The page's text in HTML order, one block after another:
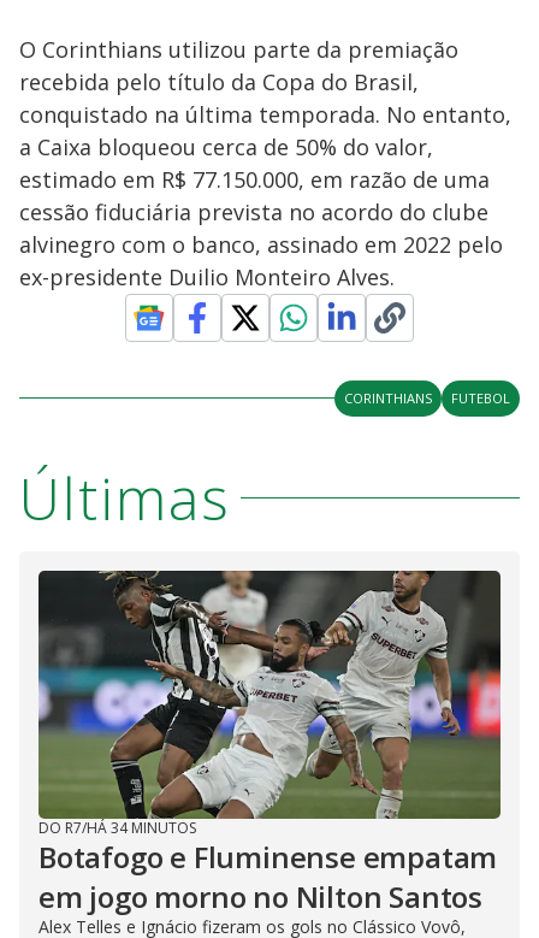
O Corinthians utilizou parte da premiação
recebida pelo título da Copa do Brasil,
conquistado na última temporada. No entanto,
a Caixa bloqueou cerca de 50% do valor,
estimado em R$ 77.150.000, em razão de uma
cessão fiduciária prevista no acordo do clube
alvinegro com o banco, assinado em 2022 pelo
ex-presidente Duilio Monteiro Alves.
CORINTHIANS FUTEBOL
Últimas
DO R7/HÁ 34 MINUTOS
Botafogo e Fluminense empatam
em jogo morno no Nilton Santos
Alex Telles e Ignácio fizeram os gols no Clássico Vovô,